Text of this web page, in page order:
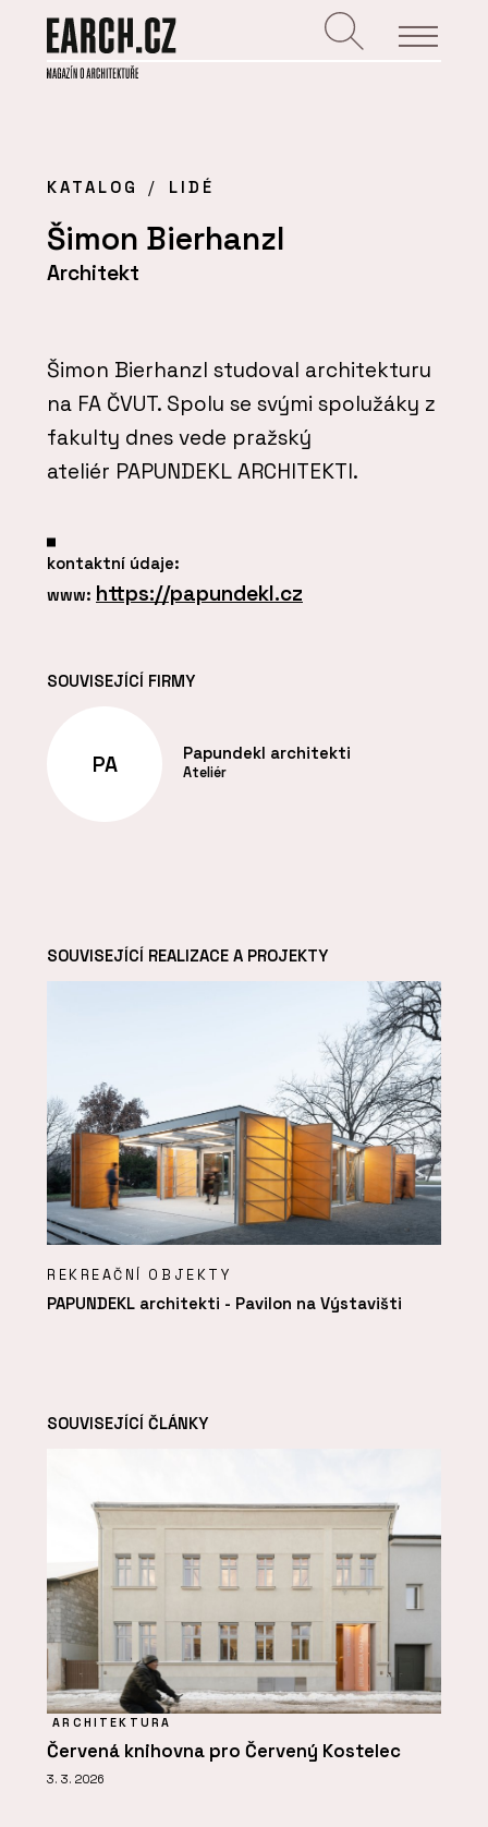
KATALOG LIDÉ
Šimon Bierhanzl
Architekt
Šimon Bierhanzl studoval architekturu
na FA ČVUT. Spolu se svými spolužáky z
fakulty dnes vede pražský
ateliér PAPUNDEKL ARCHITEKTI.
kontaktní údaje:
www: https://papundekl.cz
SOUVISEJÍCÍ FIRMY
PA Papundekl architekti
Ateliér
SOUVISEJÍCÍ REALIZACE A PROJEKTY
REKREAČNÍ OBJEKTY
PAPUNDEKL architekti - Pavilon na Výstavišti
SOUVISEJÍCÍ ČLÁNKY
ARCHITEKTURA
Červená knihovna pro Červený Kostelec
3. 3. 2026